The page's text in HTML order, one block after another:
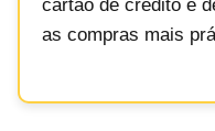
cartão de crédito e
as compras mais